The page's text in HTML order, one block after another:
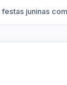
juninas